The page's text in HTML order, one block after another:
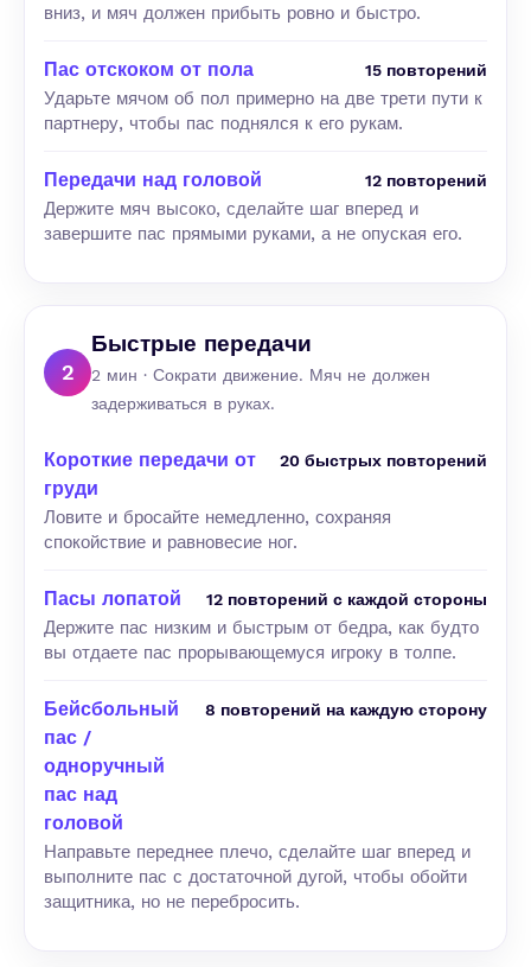
вниз, и мяч должен прибыть ровно и быстро.
Пас отскоком от пола 15 повторений
Ударьте мячом об пол примерно на две трети пути к
партнеру, чтобы пас поднялся к его рукам.
Передачи над головой 12 повторений
Держите мяч высоко, сделайте шаг вперед и
завершите пас прямыми руками, а не опуская его.
2
Быстрые передачи
2 мин · Сократи движение. Мяч не должен
задерживаться в руках.
Короткие передачи от
груди
20 быстрых повторений
Ловите и бросайте немедленно, сохраняя
спокойствие и равновесие ног.
Пасы лопатой 12 повторений с каждой стороны
Держите пас низким и быстрым от бедра, как будто
вы отдаете пас прорывающемуся игроку в толпе.
Бейсбольный
пас /
одноручный
пас над
головой
8 повторений на каждую сторону
Направьте переднее плечо, сделайте шаг вперед и
выполните пас с достаточной дугой, чтобы обойти
защитника, но не перебросить.